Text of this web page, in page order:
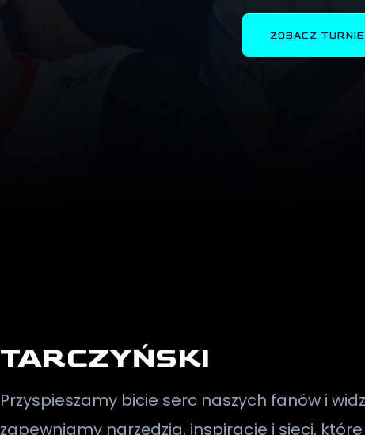
ZOBACZ
TARCZYŃSKI
Przyspieszamy bicie serc naszych fanów i
zapewniamy narzędzia, inspiracje i sieci,